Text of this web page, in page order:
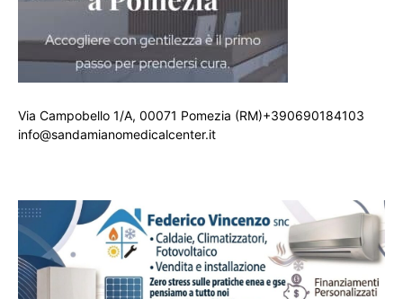
Via Campobello 1/A, 00071 Pomezia (RM)+390690184103
info@sandamianomedicalcenter.it